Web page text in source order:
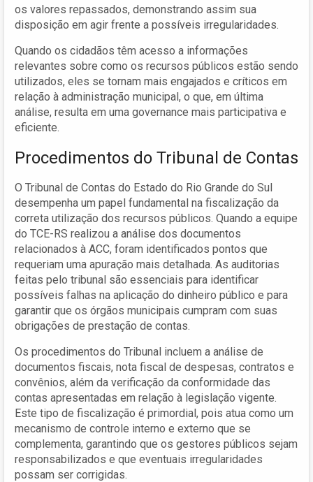
os valores repassados, demonstrando assim sua
disposição em agir frente a possíveis irregularidades.
Quando os cidadãos têm acesso a informações
relevantes sobre como os recursos públicos estão sendo
utilizados, eles se tornam mais engajados e críticos em
relação à administração municipal, o que, em última
análise, resulta em uma governance mais participativa e
eficiente.
Procedimentos do Tribunal de Contas
O Tribunal de Contas do Estado do Rio Grande do Sul
desempenha um papel fundamental na fiscalização da
correta utilização dos recursos públicos. Quando a equipe
do TCE-RS realizou a análise dos documentos
relacionados à ACC, foram identificados pontos que
requeriam uma apuração mais detalhada. As auditorias
feitas pelo tribunal são essenciais para identificar
possíveis falhas na aplicação do dinheiro público e para
garantir que os órgãos municipais cumpram com suas
obrigações de prestação de contas.
Os procedimentos do Tribunal incluem a análise de
documentos fiscais, nota fiscal de despesas, contratos e
convênios, além da verificação da conformidade das
contas apresentadas em relação à legislação vigente.
Este tipo de fiscalização é primordial, pois atua como um
mecanismo de controle interno e externo que se
complementa, garantindo que os gestores públicos sejam
responsabilizados e que eventuais irregularidades
possam ser corrigidas.